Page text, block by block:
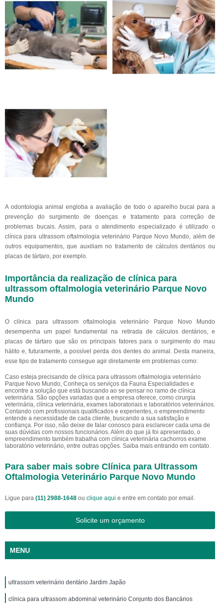
A odontologia animal engloba a avaliação de todo o aparelho bucal para a
prevenção do surgimento de doenças e tratamento para correção de
problemas bucais. Assim, para o atendimento especializado é utilizado o
clínica para ultrassom oftalmologia veterinário Parque Novo Mundo, além de
outros equipamentos, que auxiliam no tratamento de cálculos dentários ou
placas de tártaro, por exemplo.
Importância da realização de clínica para
ultrassom oftalmologia veterinário Parque Novo
Mundo
O clínica para ultrassom oftalmologia veterinário Parque Novo Mundo
desempenha um papel fundamental na retirada de cálculos dentários, e
placas de tártaro que são os principais fatores para o surgimento do mau
hálito e, futuramente, a possível perda dos dentes do animal. Desta maneira,
esse tipo de tratamento consegue agir diretamente em problemas como:
Caso esteja precisando de clínica para ultrassom oftalmologia veterinário
Parque Novo Mundo, Conheça os serviços da Fauna Especialidades e
encontre a solução que está buscando ao se pensar no ramo de clínica
veterinária. São opções variadas que a empresa oferece, como cirurgia
veterinária, clínica veterinária, exames laboratoriais e laboratórios veterinários.
Contando com profissionais qualificados e experientes, o empreendimento
entende a necessidade de cada cliente, buscando a sua satisfação e
confiança. Por isso, não deixe de falar conosco para esclarecer cada uma de
suas dúvidas com nossos funcionários. Além do que já foi apresentado, o
empreendimento também trabalha com clínica veterinária cachorros exame
laboratório veterinário, entre outras opções. Saiba mais entrando em contato.
Para saber mais sobre Clínica para Ultrassom
Oftalmologia Veterinário Parque Novo Mundo
Ligue para (11) 2988-1648 ou clique aqui e entre em contato por email.
Solicite um orçamento
MENU
ultrassom veterinário dentário Jardim Japão
clínica para ultrassom abdominal veterinário Conjunto dos Bancários